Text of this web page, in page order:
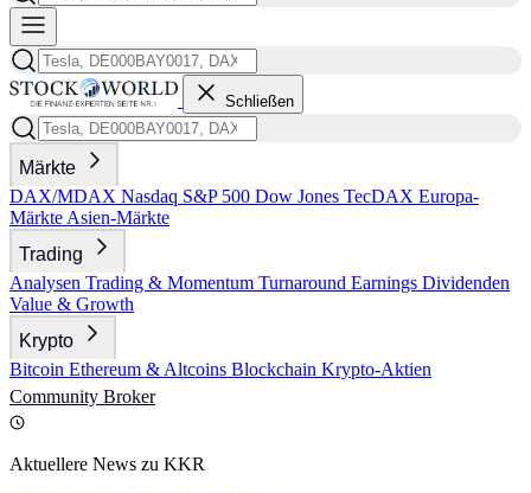
Schließen
Märkte
DAX/MDAX Nasdaq S&P 500 Dow Jones TecDAX Europa-
Märkte Asien-Märkte
Trading
Analysen Trading & Momentum Turnaround Earnings Dividenden
Value & Growth
Krypto
Bitcoin Ethereum & Altcoins Blockchain Krypto-Aktien
Community Broker
Aktuellere News zu KKR